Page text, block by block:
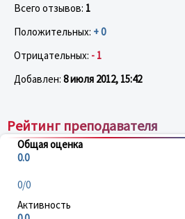
Всего отзывов: 1
Положительных: + 0
Отрицательных: - 1
Добавлен: 8 июля 2012, 15:42
Рейтинг преподавателя
Общая оценка
0.0
0/0
Активность